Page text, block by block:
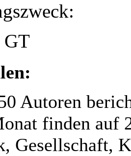
GT
Autoren
finden auf
Gesellschaft,